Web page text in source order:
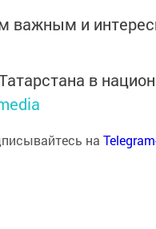
важным и
в
на